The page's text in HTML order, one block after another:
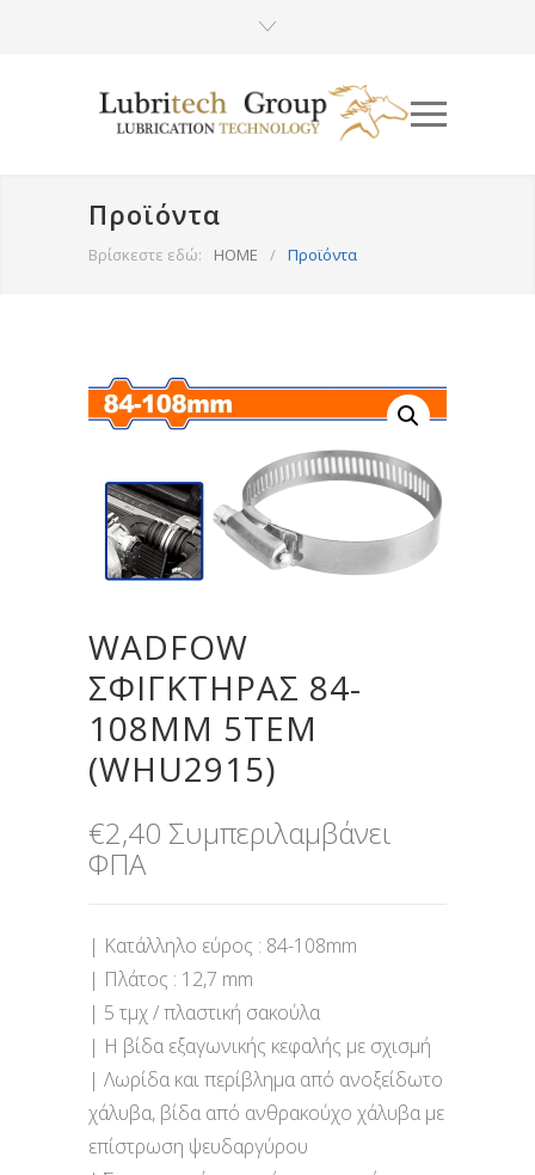
Προϊόντα
Βρίσκεστε εδώ: HOME / Προϊόντα
WADFOW
ΣΦΙΓΚΤΗΡΑΣ 84-
108MM 5ΤΕΜ
(WHU2915)
€2,40 Συμπεριλαμβάνει
ΦΠΑ
| Κατάλληλο εύρος : 84-108mm
| Πλάτος : 12,7 mm
| 5 τμχ / πλαστική σακούλα
| Η βίδα εξαγωνικής κεφαλής με σχισμή
| Λωρίδα και περίβλημα από ανοξείδωτο
χάλυβα, βίδα από ανθρακούχο χάλυβα με
επίστρωση ψευδαργύρου